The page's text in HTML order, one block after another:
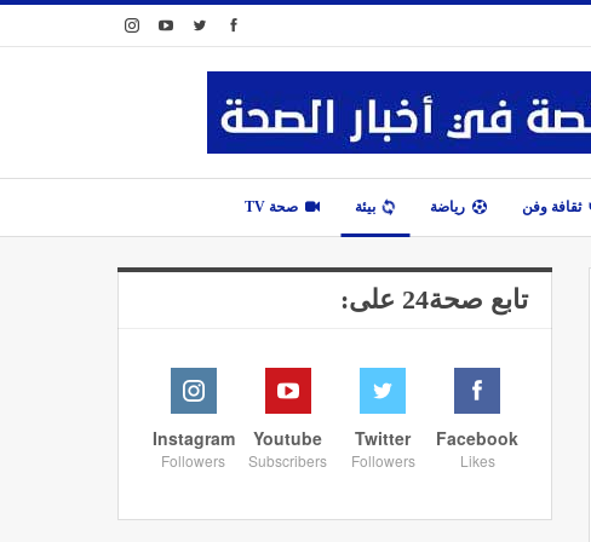
ثقافة وفن رياضة بيئة صحة TV
تابع صحة24 على:
Facebook
Likes
Twitter
Followers
Youtube
Subscribers
Instagram
Followers